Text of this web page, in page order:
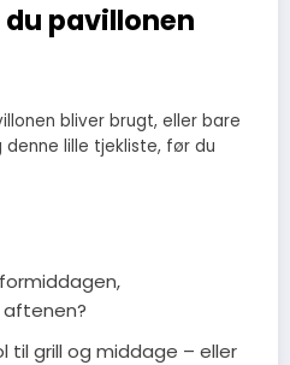
pavillonen
bliver brugt, eller bare
lille tjekliste, før du
til grill og middage – eller